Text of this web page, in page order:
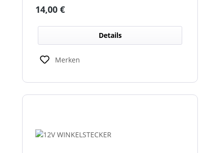
Regulärer Preis:
14,00 €
Details
Merken